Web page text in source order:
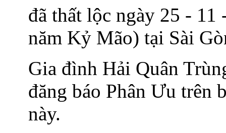
đã thất lộc ngày 25 - 11
năm Kỷ Mão) tại Sài
Gia đình Hải Quân
đăng báo Phân Ưu trên
này.